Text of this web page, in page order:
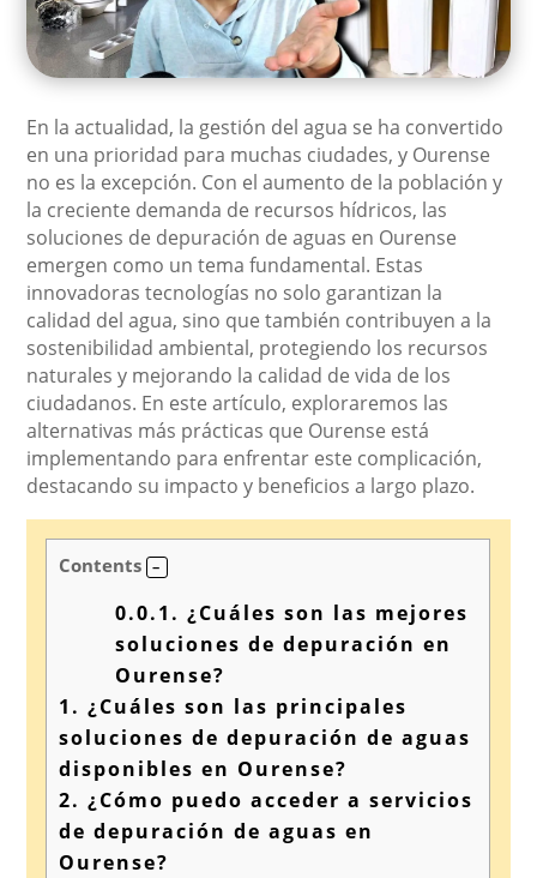
En la actualidad, la gestión del agua se ha convertido
en una prioridad para muchas ciudades, y Ourense
no es la excepción. Con el aumento de la población y
la creciente demanda de recursos hídricos, las
soluciones de depuración de aguas en Ourense
emergen como un tema fundamental. Estas
innovadoras tecnologías no solo garantizan la
calidad del agua, sino que también contribuyen a la
sostenibilidad ambiental, protegiendo los recursos
naturales y mejorando la calidad de vida de los
ciudadanos. En este artículo, exploraremos las
alternativas más prácticas que Ourense está
implementando para enfrentar este complicación,
destacando su impacto y beneficios a largo plazo.
Contents
0.0.1. ¿Cuáles son las mejores
soluciones de depuración en
Ourense?
1. ¿Cuáles son las principales
soluciones de depuración de aguas
disponibles en Ourense?
2. ¿Cómo puedo acceder a servicios
de depuración de aguas en
Ourense?